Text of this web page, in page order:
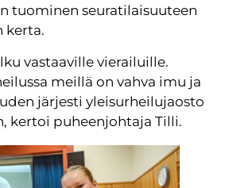
tuominen seuratilaisuuteen
kerta.
vastaaville vierailuille.
meillä on vahva imu ja
järjesti yleisurheilujaosto
kertoi puheenjohtaja Tilli.